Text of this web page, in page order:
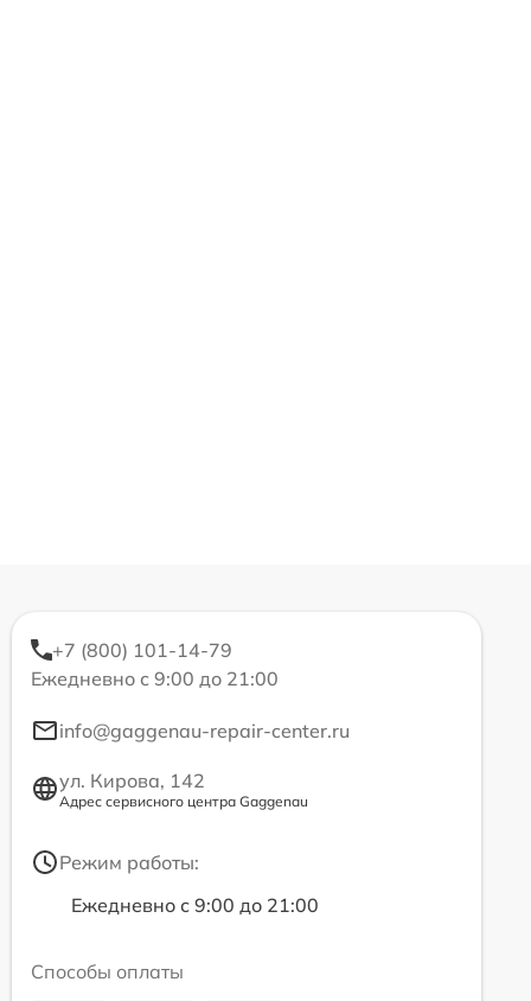
+7 (800) 101-14-79
Ежедневно с 9:00 до 21:00
info@gaggenau-repair-center.ru
ул. Кирова, 142
Адрес сервисного центра Gaggenau
Режим работы:
Ежедневно с 9:00 до 21:00
Способы оплаты